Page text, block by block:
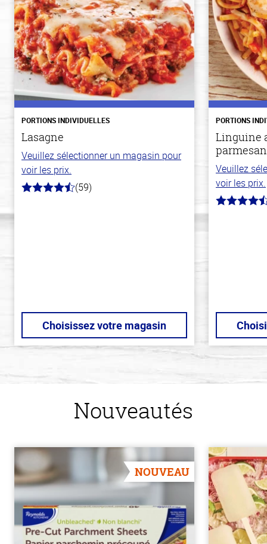
PORTIONS INDIVIDUELLES
Lasagne
Veuillez sélectionner un magasin pour
voir les prix.
4.3
(59)
Choisissez votre magasin
PORTIONS
Linguine
parmesan
Veuillez
voir les prix.
4.1
Nouveautés
NOUVEAU